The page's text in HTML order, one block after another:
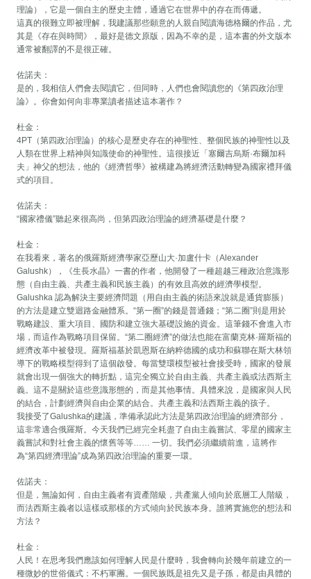
理論），它是一個自主的歷史主體，通過它在世界中的存在而傳遞。
這真的很難立即被理解，我建議那些願意的人親自閱讀海德格爾的作品，尤
其是《存在與時間》，最好是德文原版，因為不幸的是，這本書的外文版本
通常被翻譯的不是很正確。
佐諾夫：
是的，我相信人們會去閱讀它，但同時，人們也會閱讀您的《第四政治理
論》。你會如何向非專業讀者描述這本著作？
杜金：
4PT（第四政治理論）的核心是歷史存在的神聖性、整個民族的神聖性以及
人類在世界上精神與知識使命的神聖性。這很接近「塞爾吉烏斯·布爾加科
夫」神父的想法，他的《經濟哲學》被構建為將經濟活動轉變為國家禮拜儀
式的項目。
佐諾夫：
“國家禮儀”聽起來很高尚，但第四政治理論的經濟基礎是什麼？
杜金：
在我看來，著名的俄羅斯經濟學家亞歷山大·加盧什卡（Alexander
Galushk），《生長水晶》一書的作者，他開發了一種超越三種政治意識形
態（自由主義、共產主義和民族主義）的有效且高效的經濟學模型。
Galushka 認為解決主要經濟問題（用自由主義的術語來說就是通貨膨脹）
的方法是建立雙迴路金融體系。“第一圈”的錢是普通錢；“第二圈”則是用於
戰略建設、重大項目、國防和建立強大基礎設施的資金。這筆錢不會進入市
場，而這作為戰略項目保留。“第二圈經濟”的做法也能在富蘭克林·羅斯福的
經濟改革中被發現。羅斯福基於凱恩斯在納粹德國的成功和蘇聯在斯大林領
導下的戰略模型得到了這個啟發。每當雙環模型被社會接受時，國家的發展
就會出現一個強大的轉折點，這完全獨立於自由主義、共產主義或法西斯主
義。這不是關於這些意識形態的，而是其他事情。具體來說，是國家與人民
的結合，計劃經濟與自由企業的結合。共產主義和法西斯主義的孩子。
我接受了Galushka的建議，準備承認此方法是第四政治理論的經濟部分，
這非常適合俄羅斯。今天我們已經完全耗盡了自由主義嘗試、零星的國家主
義嘗試和對社會主義的懷舊等等…… 一切。我們必須繼續前進，這將作
為“第四經濟理論”成為第四政治理論的重要一環。
佐諾夫：
但是，無論如何，自由主義者有資產階級，共產黨人傾向於底層工人階級，
而法西斯主義者以這樣或那樣的方式傾向於民族本身。誰將實施您的想法和
方法？
杜金：
人民！在思考我們應該如何理解人民是什麼時，我會轉向於幾年前建立的一
種微妙的世俗儀式：不朽軍團。一個民族既是祖先又是子孫，都是由具體的